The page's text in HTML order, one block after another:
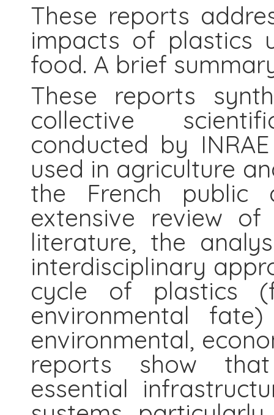
These reports
impacts of plastics
food. A brief
These reports
collective
conducted by
used in agriculture
the French public
extensive review
literature, the
interdisciplinary
cycle of plastics
environmental
environmental,
reports show
essential